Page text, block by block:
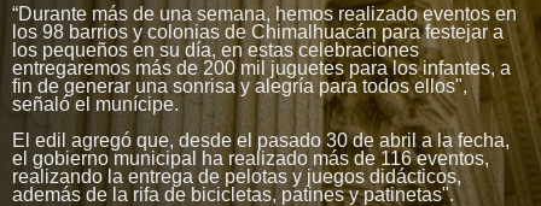
“Durante más de una semana, hemos realizado eventos en
los 98 barrios y colonias de Chimalhuacán para festejar a
los pequeños en su día, en estas celebraciones
entregaremos más de 200 mil juguetes para los infantes, a
fin de generar una sonrisa y alegría para todos ellos",
señaló el munícipe.
El edil agregó que, desde el pasado 30 de abril a la fecha,
el gobierno municipal ha realizado más de 116 eventos,
realizando la entrega de pelotas y juegos didácticos,
además de la rifa de bicicletas, patines y patinetas".